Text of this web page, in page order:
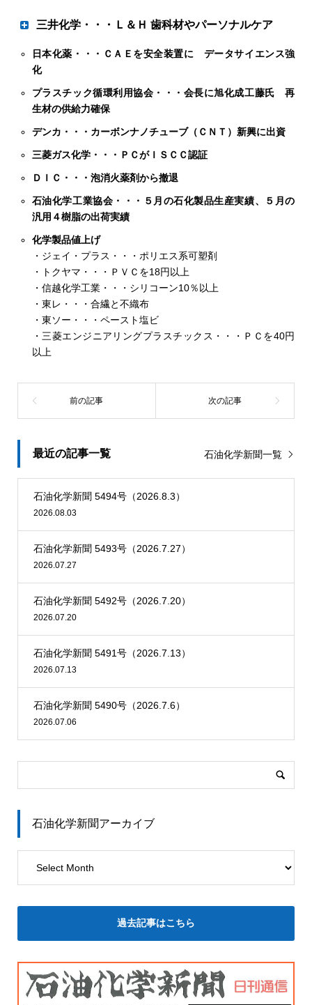
品揃え拡充 新事業を拡大
日本化薬は新規事業の一つとしてドローン用安全装置の市
25㌔㌘ドローン向け装置「ＰＡＲＡＳＡＦＥ」を上市して
おり、さらに今年度下期をメドに総重量が異なる４タイプ
を開発して幅広く提案し、量産体制を整備しながら順次市
ローバルに市場を広げながら、より大型な有人用の事業化
にもつなげる。35年度には周辺事業も含め売上高１００億
円を目指す。
三井化学・・・Ｌ＆Ｈ 歯科材やパーソナルケア
成長回帰へ第３・第４の矢
ＩＣＴ ＣＮＴ膜やＶＲ向け樹脂
三井化学は利益成長の回帰に向け全事業領域で変革を加速
させる。長期経営計画「ＶＩＳＩＯＮ２０３０」の中間地
点である25年度にコア営業利益２千億円の目標達成が厳し
成長を促進する。成長３領域のさらなる強化に加え、石化
系事業の再構築第２幕の成果顕現も重要なカギとなる。
◇ ◇
（Ｌ＆Ｈ）・ソリューション事業だ。年平均20％の利益成
長を続け、30年度にはコア営業利益９００億円と同社最大
の稼ぎ頭にする期待の事業で、ビジョンケアと農業化学品
の２本柱は着実に進展している。ただ、第３の柱と期待し
つつも23年度は成長が停滞したのがオーラルケア（歯科材
料関連）事業だ。
日本化薬・・・ＣＡＥを安全装置に データサイエンス強
化
プラスチック循環利用協会・・・会長に旭化成工藤氏 再
生材の供給力確保
デンカ・・・カーボンナノチューブ（ＣＮＴ）新興に出資
三菱ガス化学・・・ＰＣがＩＳＣＣ認証
ＤＩＣ・・・泡消火薬剤から撤退
石油化学工業協会・・・５月の石化製品生産実績、５月の
汎用４樹脂の出荷実績
化学製品値上げ
・ジェイ・プラス・・・ポリエス系可塑剤
・トクヤマ・・・ＰＶＣを18円以上
・信越化学工業・・・シリコーン10％以上
・東レ・・・合繊と不織布
・東ソー・・・ペースト塩ビ
・三菱エンジニアリングプラスチックス・・・ＰＣを40円
以上
最近の記事一覧 石油化学新聞一覧
石油化学新聞 5494号（2026.8.3）
2026.08.03
石油化学新聞 5493号（2026.7.27）
2026.07.27
石油化学新聞 5492号（2026.7.20）
2026.07.20
石油化学新聞 5491号（2026.7.13）
2026.07.13
石油化学新聞 5490号（2026.7.6）
2026.07.06
石油化学新聞アーカイブ
過去記事はこちら